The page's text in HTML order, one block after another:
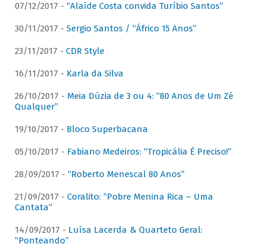
07/12/2017 - “Alaíde Costa convida Turíbio Santos”
30/11/2017 - Sergio Santos / “Áfrico 15 Anos”
23/11/2017 - CDR Style
16/11/2017 - Karla da Silva
26/10/2017 - Meia Dúzia de 3 ou 4: “80 Anos de Um Zé
Qualquer”
19/10/2017 - Bloco Superbacana
05/10/2017 - Fabiano Medeiros: “Tropicália É Preciso!”
28/09/2017 - “Roberto Menescal 80 Anos”
21/09/2017 - Coralito: “Pobre Menina Rica – Uma
Cantata”
14/09/2017 - Luísa Lacerda & Quarteto Geral:
“Ponteando”